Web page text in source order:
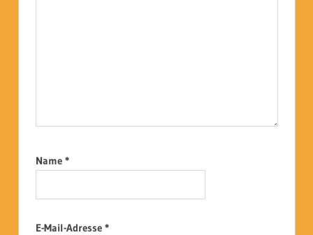
Name *
E-Mail-Adresse *